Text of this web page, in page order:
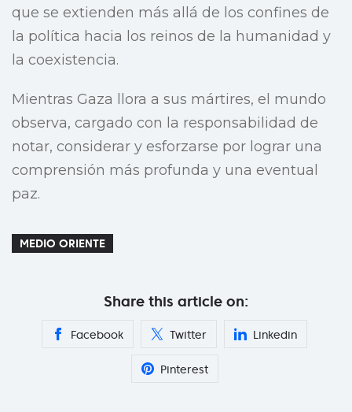
que se extienden más allá de los confines de
la política hacia los reinos de la humanidad y
la coexistencia.
Mientras Gaza llora a sus mártires, el mundo
observa, cargado con la responsabilidad de
notar, considerar y esforzarse por lograr una
comprensión más profunda y una eventual
paz.
MEDIO ORIENTE
Share this article on:
Facebook Twitter Linkedin
Pinterest